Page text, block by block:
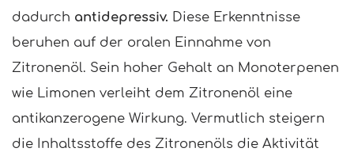
dadurch antidepressiv. Diese Erkenntnisse
beruhen auf der oralen Einnahme von
Zitronenöl. Sein hoher Gehalt an Monoterpenen
wie Limonen verleiht dem Zitronenöl eine
antikanzerogene Wirkung. Vermutlich steigern
die Inhaltsstoffe des Zitronenöls die Aktivität